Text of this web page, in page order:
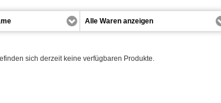
sich derzeit keine verfügbaren Produkte.